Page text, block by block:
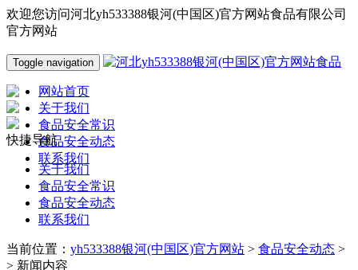
欢迎您访问河北yh533388银河(中国区)官方网站食品有限公司
官方网站
Toggle navigation
网站首页
关于我们
食品安全常识
食品安全动态
联系我们
快捷导航
关于我们
食品安全常识
食品安全动态
联系我们
当前位置： yh533388银河(中国区)官方网站 > 食品安全动态 >
> 新闻内容